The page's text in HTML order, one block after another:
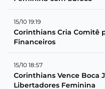
15/10 19:19
Corinthians Cria Comitê
Financeiros
15/10 18:57
Corinthians Vence Boca
Libertadores Feminina